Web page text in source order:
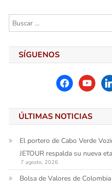
SÍGUENOS
facebookyoutube
ÚLTIMAS NOTICIAS
El portero de Cabo Verde
JETOUR respalda su nueva
7 agosto, 2026
Bolsa de Valores de